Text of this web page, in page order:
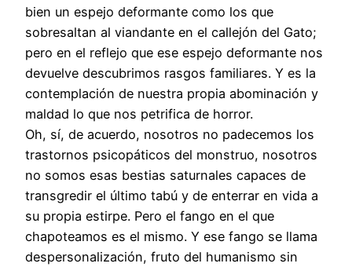
bien un espejo deformante como los que
sobresaltan al viandante en el callejón del Gato;
pero en el reflejo que ese espejo deformante nos
devuelve descubrimos rasgos familiares. Y es la
contemplación de nuestra propia abominación y
maldad lo que nos petrifica de horror.
Oh, sí, de acuerdo, nosotros no padecemos los
trastornos psicopáticos del monstruo, nosotros
no somos esas bestias saturnales capaces de
transgredir el último tabú y de enterrar en vida a
su propia estirpe. Pero el fango en el que
chapoteamos es el mismo. Y ese fango se llama
despersonalización, fruto del humanismo sin